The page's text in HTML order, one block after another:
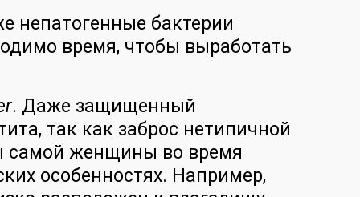
непатогенные бактерии
время, чтобы выработать
. Даже защищенный
так как заброс нетипичной
самой женщины во время
особенностях. Например,